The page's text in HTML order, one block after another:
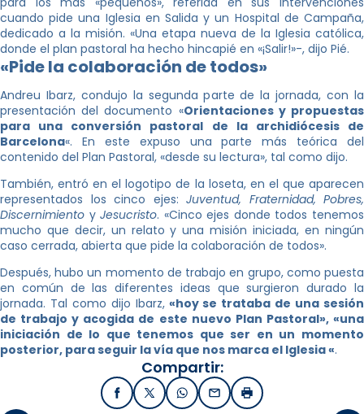
cuando pide una Iglesia en Salida y un Hospital de Campaña,
dedicado a la misión. «Una etapa nueva de la Iglesia católica,
donde el plan pastoral ha hecho hincapié en «¡Salir!»-, dijo Pié.
«Pide la colaboración de todos»
Andreu Ibarz, condujo la segunda parte de la jornada, con la
presentación del documento «Orientaciones y propuestas
para una conversión pastoral de la archidiócesis de
Barcelona«. En este expuso una parte más teórica del
contenido del Plan Pastoral, «desde su lectura», tal como dijo.
También, entró en el logotipo de la loseta, en el que aparecen
representados los cinco ejes: Juventud, Fraternidad, Pobres,
Discernimiento yJesucristo. «Cinco ejes donde todos tenemos
mucho que decir, un relato y una misión iniciada, en ningún
caso cerrada, abierta que pide la colaboración de todos».
Después, hubo un momento de trabajo en grupo, como puesta
en común de las diferentes ideas que surgieron durado la
jornada. Tal como dijo Ibarz,«hoy se trataba de una sesión
de trabajo y acogida de este nuevo Plan Pastoral», «una
iniciación de lo que tenemos que ser en un momento
posterior, para seguir la vía que nos marca el Iglesia «.
Compartir:
FacebookX / TwitterWhatsApp
EmailImprimir